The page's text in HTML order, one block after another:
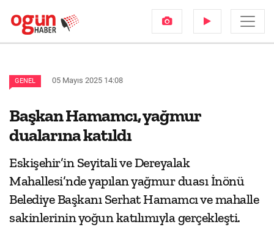
GENEL 05 Mayıs 2025 14:08
Başkan Hamamcı, yağmur
dualarına katıldı
Eskişehir’in Seyitali ve Dereyalak
Mahallesi’nde yapılan yağmur duası İnönü
Belediye Başkanı Serhat Hamamcı ve mahalle
sakinlerinin yoğun katılımıyla gerçekleşti.